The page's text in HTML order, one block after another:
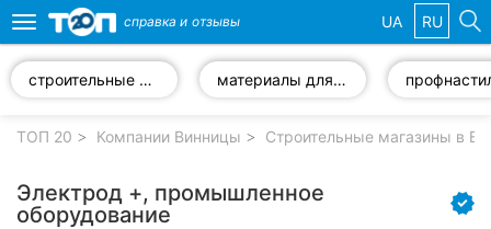
компании
Toggle
navigation
справка и отзывы UA RU
строительные смеси материалы для утепления
ТОП 20 Компании Винницы Строительные магазины в
Электрод +, промышленное
оборудование